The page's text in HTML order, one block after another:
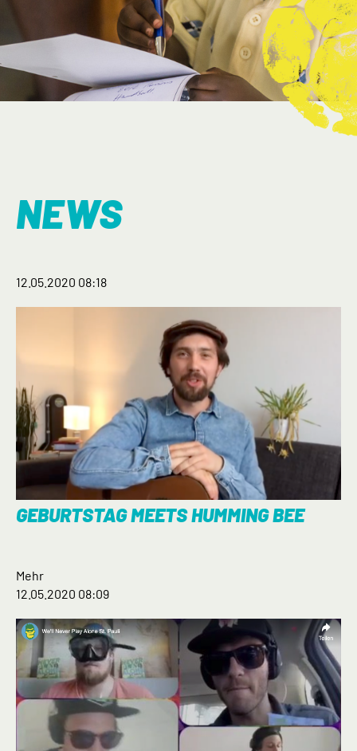
NEWS
12.05.2020 08:18
GEBURTSTAG MEETS HUMMING BEE
Mehr
12.05.2020 08:09